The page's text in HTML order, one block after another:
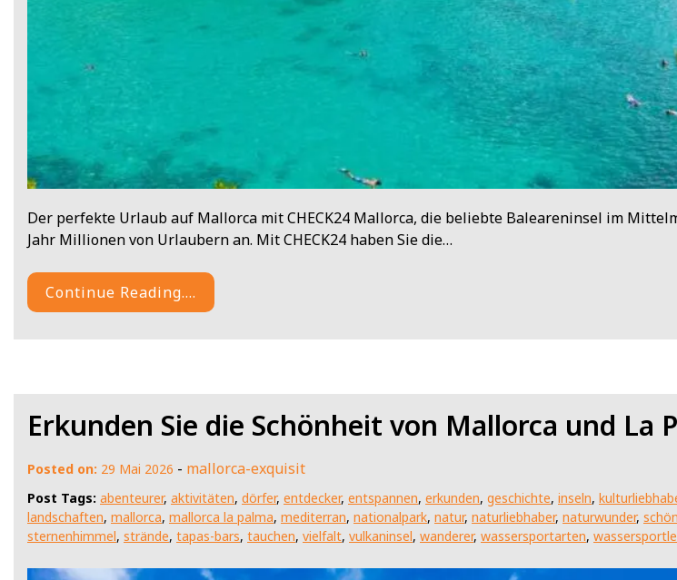
Der perfekte Urlaub auf Mallorca mit CHECK24 Mallorca, die beliebte Baleareninsel im
Jahr Millionen von Urlaubern an. Mit CHECK24 haben Sie die…
Continue Reading....
Erkunden Sie die Schönheit von Mallorca und La
Posted on: 29 Mai 2026 - mallorca-exquisit
Post Tags: abenteurer, aktivitäten, dörfer, entdecker, entspannen, erkunden, geschichte, inseln,
landschaften, mallorca, mallorca la palma, mediterran, nationalpark, natur, naturliebhaber, naturwunder,
sternenhimmel, strände, tapas-bars, tauchen, vielfalt, vulkaninsel, wanderer, wassersportarten,